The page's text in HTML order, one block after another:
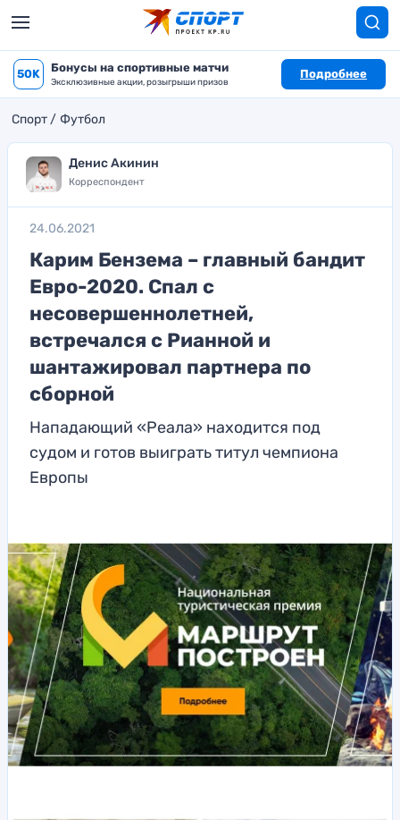
50K Бонусы на спортивные матчи
Эксклюзивные акции, розыгрыши призов
Подробнее
Спорт Футбол
Денис Акинин
Корреспондент
24.06.2021
Карим Бензема – главный бандит
Евро-2020. Спал с
несовершеннолетней,
встречался с Рианной и
шантажировал партнера по
сборной
Нападающий «Реала» находится под
судом и готов выиграть титул чемпиона
Европы